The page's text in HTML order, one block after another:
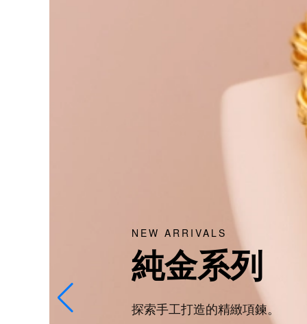
熱銷款式
禮贈首選
挑選只屬於你的禮物。